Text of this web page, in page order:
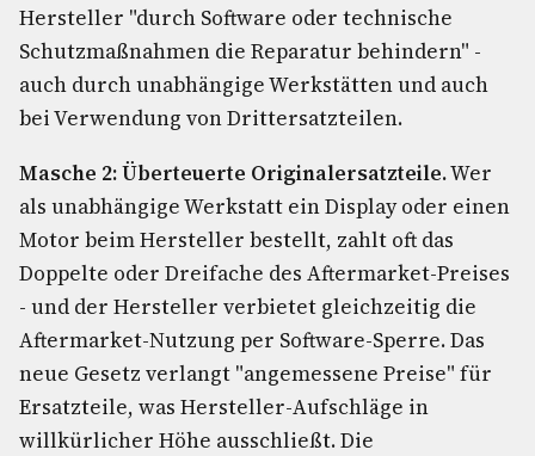
Hersteller "durch Software oder technische
Schutzmaßnahmen die Reparatur behindern" -
auch durch unabhängige Werkstätten und auch
bei Verwendung von Drittersatzteilen.
Masche 2: Überteuerte Originalersatzteile.Wer
als unabhängige Werkstatt ein Display oder einen
Motor beim Hersteller bestellt, zahlt oft das
Doppelte oder Dreifache des Aftermarket-Preises
- und der Hersteller verbietet gleichzeitig die
Aftermarket-Nutzung per Software-Sperre. Das
neue Gesetz verlangt "angemessene Preise" für
Ersatzteile, was Hersteller-Aufschläge in
willkürlicher Höhe ausschließt. Die